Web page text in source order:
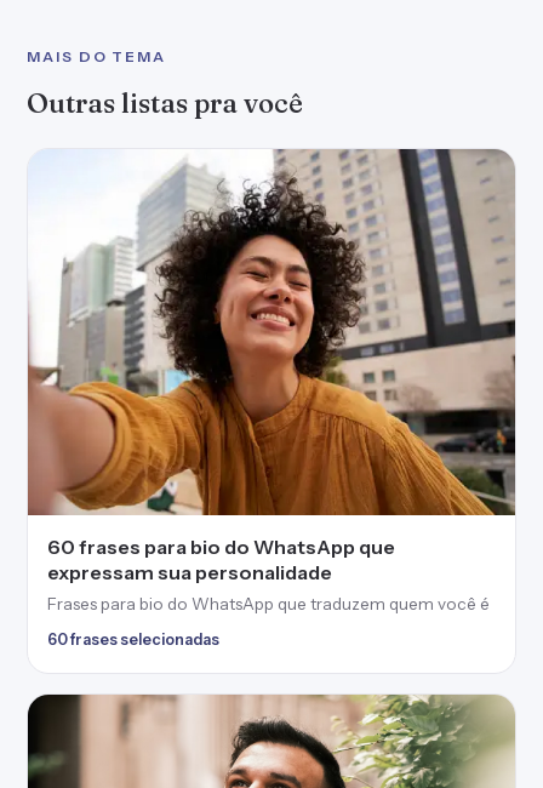
MAIS DO TEMA
Outras listas pra você
60 frases para bio do WhatsApp que
expressam sua personalidade
Frases para bio do WhatsApp que traduzem quem você é
60 frases selecionadas